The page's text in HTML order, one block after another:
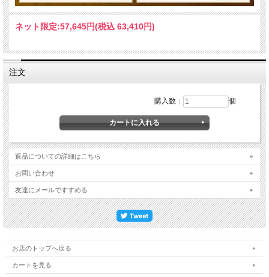
ネット限定:57,645円(税込 63,410円)
注文
購入数： 個
返品についての詳細はこちら
お問い合わせ
友達にメールですすめる
お店のトップへ戻る
カートを見る